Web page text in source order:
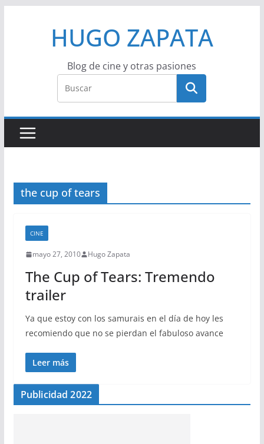
HUGO ZAPATA
Blog de cine y otras pasiones
the cup of tears
CINE
mayo 27, 2010 Hugo Zapata
The Cup of Tears: Tremendo
trailer
Ya que estoy con los samurais en el día de hoy les
recomiendo que no se pierdan el fabuloso avance
Leer más
Publicidad 2022